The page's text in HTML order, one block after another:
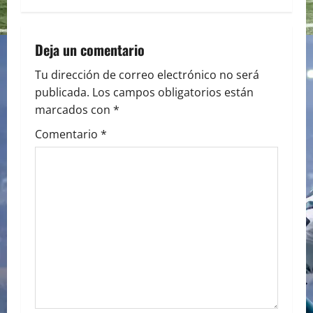
v
i
g
a
Deja un comentario
Tu dirección de correo electrónico no será
publicada. Los campos obligatorios están
marcados con *
Comentario *